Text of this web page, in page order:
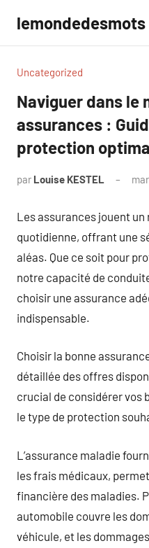
contenu
lemondedesmots
Uncategorized
Naviguer dans le
assurances :
protection
par Louise KESTEL
Les assurances jouent
quotidienne, offrant une
aléas. Que ce soit pour
notre capacité de
choisir une assurance
indispensable.
Choisir la bonne
détaillée des offres
crucial de considérer vos
le type de protection
L’assurance maladie
les frais médicaux,
financière des maladies.
automobile couvre les
véhicule, et les